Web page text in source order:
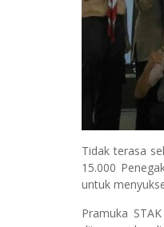
Tidak terasa
15.000
untuk
Pramuka